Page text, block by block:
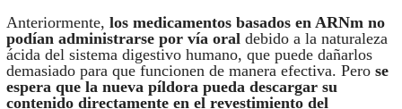
Anteriormente, los medicamentos basados en ARNm no
podían administrarse por vía oral debido a la naturaleza
ácida del sistema digestivo humano, que puede dañarlos
demasiado para que funcionen de manera efectiva. Pero se
espera que la nueva píldora pueda descargar su
contenido directamente en el revestimiento del